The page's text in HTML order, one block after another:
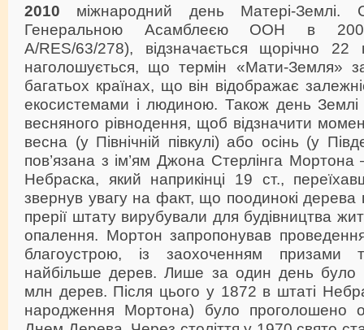
2010 міжнародний день Матері-Землі.
Генеральною Асамблеєю ООН в
A/RES/63/278), відзначається щорічно 22
наголошується, що термін «Мати-Земля»
багатьох країнах, що він відображає
екосистемами і людиною. Також день Землі
весняного рівнодення, щоб відзначити
весна (у Північній півкулі) або осінь (у
пов’язана з ім’ям Джона Стерлінга Мортона
Небраска, який наприкінці 19 ст.,
звернув увагу на факт, що поодинокі дерева
прерії штату вирубували для будівництва
опалення. Мортон запропонував
благоустрою, із заохоченням призами
найбільше дерев. Лише за один день
млн дерев. Після цього у 1872 в штаті
народження Мортона) було проголошено